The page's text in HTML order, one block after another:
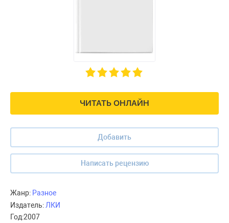
ЧИТАТЬ ОНЛАЙН
Добавить
Написать рецензию
Жанр: Разное
Издатель:ЛКИ
Год:2007